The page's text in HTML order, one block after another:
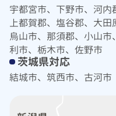
宇都宮市、下野市、河内
上都賀郡、塩谷郡、大
烏山市、那須郡、小山
利市、栃木市、佐野市
茨城県対応
結城市、筑西市、古河市